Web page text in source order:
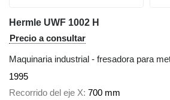
Hermle UWF 1002 H
Precio a consultar
Maquinaria industrial - fresadora para
1995
Recorrido del eje X 700 mm